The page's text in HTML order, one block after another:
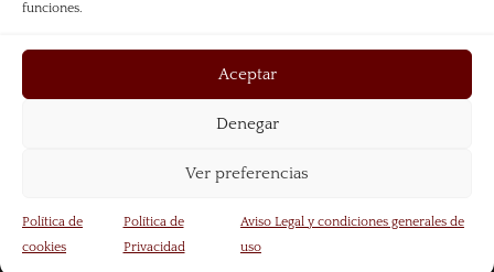
funciones.
Aceptar
Denegar
Ver preferencias
Política de
cookies
Política de
Privacidad
Aviso Legal y condiciones generales de
uso
Política de Privacidad
Política de Cookies
Página web diseñada por Mariano Redondo +El
Diseñosaurio